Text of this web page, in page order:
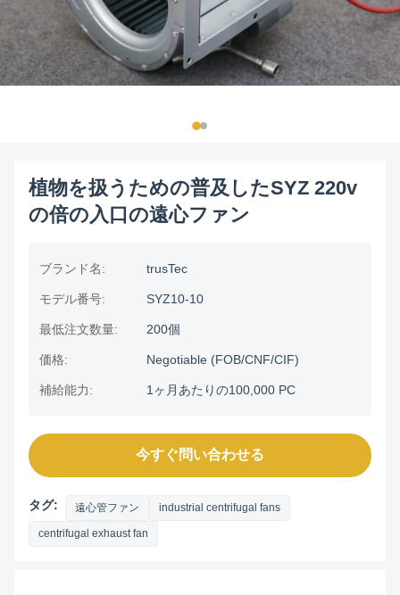
植物を扱うための普及したSYZ 220v
の倍の入口の遠心ファン
ブランド名: trusTec
モデル番号: SYZ10-10
最低注文数量: 200個
価格: Negotiable (FOB/CNF/CIF)
補給能力: 1ヶ月あたりの100,000 PC
今すぐ問い合わせる
タグ: 遠心管ファン industrial centrifugal fans
centrifugal exhaust fan